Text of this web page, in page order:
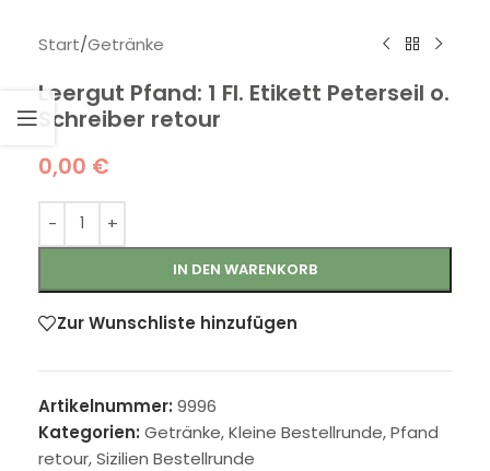
Start/Getränke
Leergut Pfand: 1 Fl. Etikett Peterseil o.
Schreiber retour
0,00 €
IN DEN WARENKORB
Zur Wunschliste hinzufügen
Artikelnummer: 9996
Kategorien: Getränke,Kleine Bestellrunde,Pfand
retour,Sizilien Bestellrunde